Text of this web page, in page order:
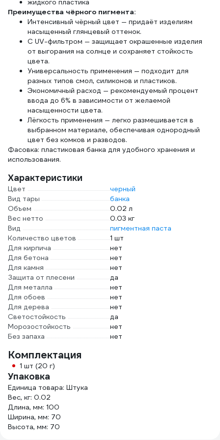
жидкого пластика
Преимущества чёрного пигмента:
Интенсивный чёрный цвет — придаёт изделиям
насыщенный глянцевый оттенок.
С UV-фильтром — защищает окрашенные изделия
от выгорания на солнце и сохраняет стойкость
цвета.
Универсальность применения — подходит для
разных типов смол, силиконов и пластиков.
Экономичный расход — рекомендуемый процент
ввода до 6% в зависимости от желаемой
насыщенности цвета.
Лёгкость применения — легко размешивается в
выбранном материале, обеспечивая однородный
цвет без комков и разводов.
Фасовка: пластиковая банка для удобного хранения и
использования.
Характеристики
Цвет
черный
Вид тары
банка
Объем
0.02 л
Вес нетто
0.03 кг
Вид
пигментная паста
Количество цветов
1 шт
Для кирпича
нет
Для бетона
нет
Для камня
нет
Защита от плесени
да
Для металла
нет
Для обоев
нет
Для дерева
нет
Светостойкость
да
Морозостойкость
нет
Без запаха
нет
Комплектация
1 шт (20 г)
Упаковка
Единица товара: Штука
Вес, кг: 0.02
Длина, мм: 100
Ширина, мм: 70
Высота, мм: 70